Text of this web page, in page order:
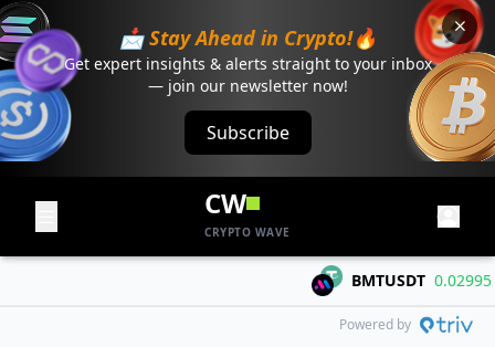
📩 Stay Ahead in Crypto!🔥
Get expert insights & alerts straight to your inbox
— join our newsletter now!
Subscribe
CW
CRYPTO WAVE
BMTUSDT 0.02995
Powered by